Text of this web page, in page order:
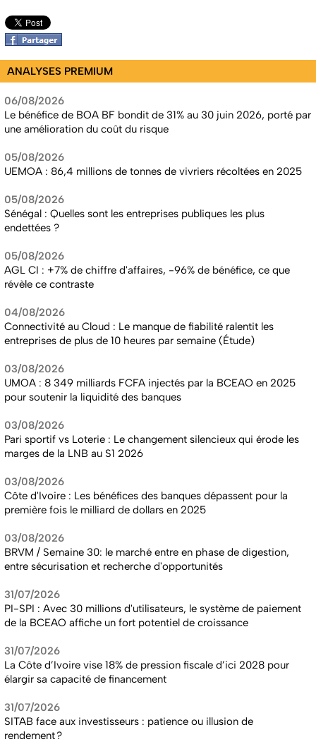
ANALYSES PREMIUM
06/08/2026
Le bénéfice de BOA BF bondit de 31% au 30 juin 2026, porté par
une amélioration du coût du risque
05/08/2026
UEMOA : 86,4 millions de tonnes de vivriers récoltées en 2025
05/08/2026
Sénégal : Quelles sont les entreprises publiques les plus
endettées ?
05/08/2026
AGL CI : +7% de chiffre d'affaires, -96% de bénéfice, ce que
révèle ce contraste
04/08/2026
Connectivité au Cloud : Le manque de fiabilité ralentit les
entreprises de plus de 10 heures par semaine (Étude)
03/08/2026
UMOA : 8 349 milliards FCFA injectés par la BCEAO en 2025
pour soutenir la liquidité des banques
03/08/2026
Pari sportif vs Loterie : Le changement silencieux qui érode les
marges de la LNB au S1 2026
03/08/2026
Côte d'Ivoire : Les bénéfices des banques dépassent pour la
première fois le milliard de dollars en 2025
03/08/2026
BRVM / Semaine 30: le marché entre en phase de digestion,
entre sécurisation et recherche d'opportunités
31/07/2026
PI-SPI : Avec 30 millions d'utilisateurs, le système de paiement
de la BCEAO affiche un fort potentiel de croissance
31/07/2026
La Côte d’Ivoire vise 18% de pression fiscale d’ici 2028 pour
élargir sa capacité de financement
31/07/2026
SITAB face aux investisseurs : patience ou illusion de
rendement ?